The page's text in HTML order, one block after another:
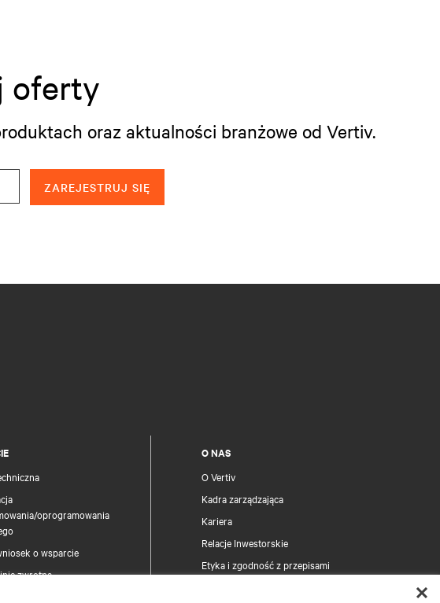
oferty
oraz aktualności branżowe od Vertiv.
ZAREJESTRUJ SIĘ
oprogramowania
o wsparcie
zwrotną
O NAS
O Vertiv
Kadra zarządzająca
Kariera
Relacje Inwestorskie
Etyka i zgodność z przepisami